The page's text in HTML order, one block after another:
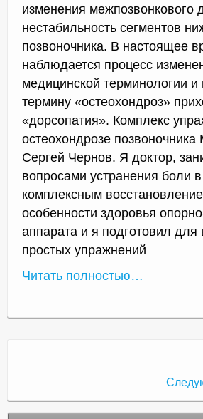
изменения межпозвонкового
нестабильность сегментов
позвоночника. В настоящее
наблюдается процесс
медицинской терминологии и
термину «остеохондроз»
«дорсопатия». Комплекс
остеохондрозе позвоночника
Сергей Чернов. Я доктор,
вопросами устранения боли
комплексным
особенности здоровья
аппарата и я подготовил для
простых упражнений
Читать полностью…